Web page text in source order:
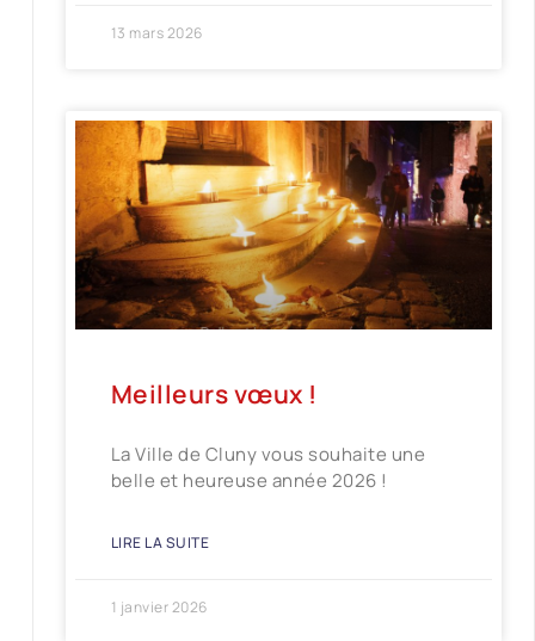
13 mars 2026
Meilleurs vœux !
La Ville de Cluny vous souhaite une
belle et heureuse année 2026 !
LIRE LA SUITE
1 janvier 2026